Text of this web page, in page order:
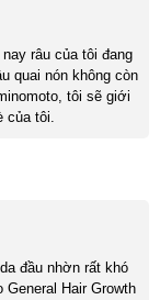
râu của tôi đang
quai nón không còn
tôi sẽ giới
của tôi.
đầu nhờn rất khó
Hair Growth